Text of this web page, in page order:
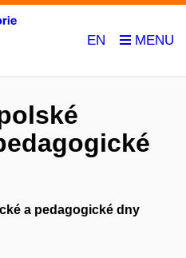
EN
a pedagogické dny